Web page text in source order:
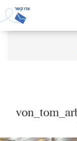
6-